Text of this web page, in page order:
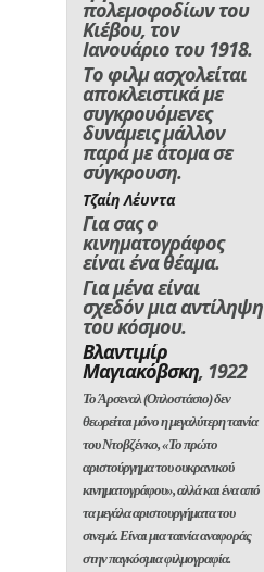
πολεμοφοδίων του
Κιέβου, τον
Ιανουάριο του1918.
Το φιλμ ασχολείται
αποκλειστικά με
συγκρουόμενες
δυνάμεις μάλλον
παρά με άτομα σε
σύγκρουση.
Τζαίη Λέυντα
Για σας ο
κινηματογράφος
είναι ένα θέαμα.
Για μένα είναι
σχεδόν μια αντίληψη
του κόσμου.
Βλαντιμίρ
Μαγιακόβσκη, 1922
ΤοΆρσεναλ(Οπλοστάσιο)δεν
θεωρείται μόνο ημεγαλύτερη ταινία
του Ντοβζένκο,«Το πρώτο
αριστούργημα του ουκρανικού
κινηματογράφου»,αλλά και ένααπό
τα μεγάλα αριστουργήματα του
σινεμά. Είναι μιαταινία αναφοράς
στην παγκόσμια φιλμογραφία.